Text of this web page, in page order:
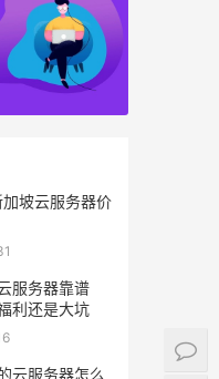
坡云服务器价
服务器靠谱
利还是大坑
云服务器怎么